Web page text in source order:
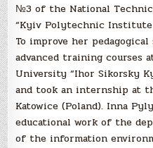
№3 of the National
“Kyiv Polytechnic Institute
To improve her
advanced training courses
University “Ihor Sikorsky
and took an internship at
Katowice (Poland). Inna
educational work of the
of the information